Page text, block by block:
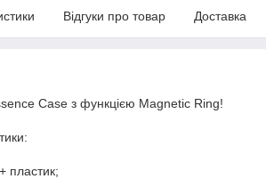
Відгуки про товар Доставка
Case з функцією Magnetic Ring!
пластик;